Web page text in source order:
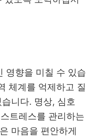
영향을 미칠 수 있습
체계를 억제하고 질
니다. 명상, 심호
트레스를 관리하는
마음을 편안하게